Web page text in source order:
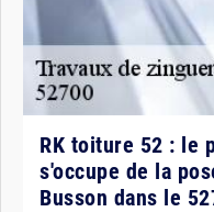
RK toiture 52 : le
s'occupe de la
Busson dans le